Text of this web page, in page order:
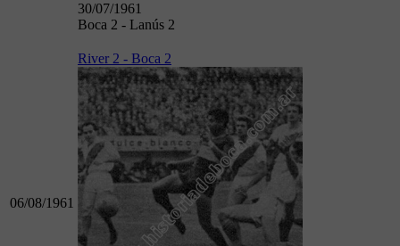
30/07/1961
Boca 2 - Lanús 2
06/08/1961
River 2 - Boca 2